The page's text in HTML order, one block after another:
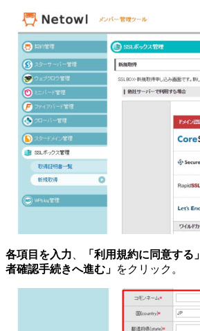
各項目を入力 「利用規約に同意する」
者確認手続きへ進む」 をクリック。